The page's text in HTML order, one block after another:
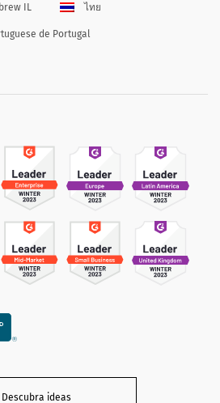
IL ไทย
de Portugal
Descubra ideas